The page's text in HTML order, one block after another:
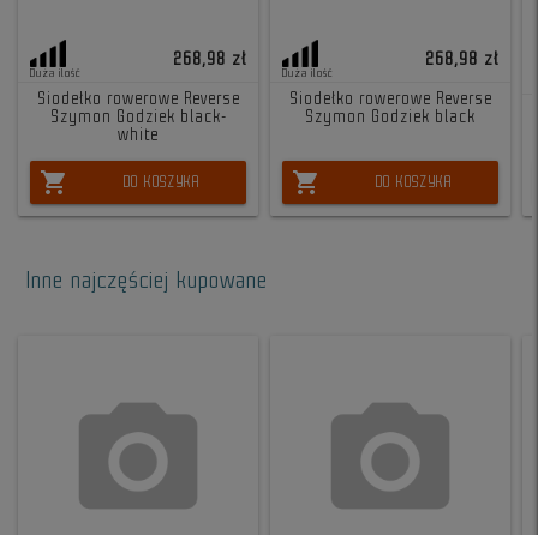
Duża ilość
268,98 zł
Siodełko rowerowe Reverse
Szymon Godziek black-
white
shopping_cart DO KOSZYKA
Duża ilość
268,98 zł
Siodełko rowerowe Reverse
Szymon Godziek black
shopping_cart DO KOSZYKA
Inne najczęściej kupowane